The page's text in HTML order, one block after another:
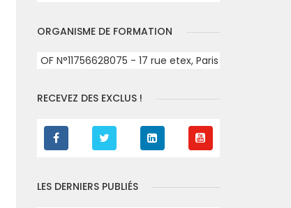
ORGANISME DE FORMATION
OF N°11756628075 - 17 rue etex, Paris
RECEVEZ DES EXCLUS !
LES DERNIERS PUBLIÉS